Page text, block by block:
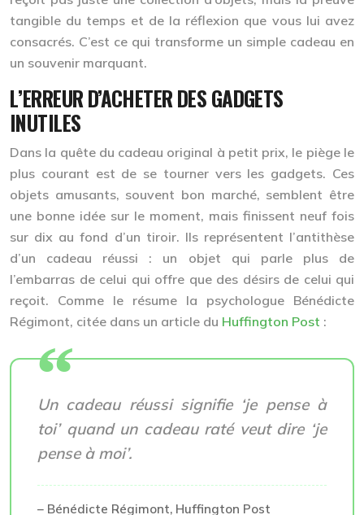
tangible du temps et de la réflexion que vous lui avez
consacrés. C’est ce qui transforme un simple cadeau en
un souvenir marquant.
L’ERREUR D’ACHETER DES GADGETS
INUTILES
Dans la quête du cadeau original à petit prix, le piège le
plus courant est de se tourner vers les gadgets. Ces
objets amusants, souvent bon marché, semblent être
une bonne idée sur le moment, mais finissent neuf fois
sur dix au fond d’un tiroir. Ils représentent l’antithèse
d’un cadeau réussi : un objet qui parle plus de
l’embarras de celui qui offre que des désirs de celui qui
reçoit. Comme le résume la psychologue Bénédicte
Régimont, citée dans un article du Huffington Post :
Un cadeau réussi signifie ‘je pense à
toi’ quand un cadeau raté veut dire ‘je
pense à moi’.
– Bénédicte Régimont, Huffington Post